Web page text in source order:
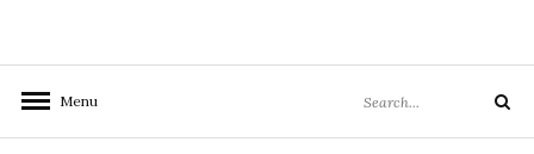
Menu
for:
Search